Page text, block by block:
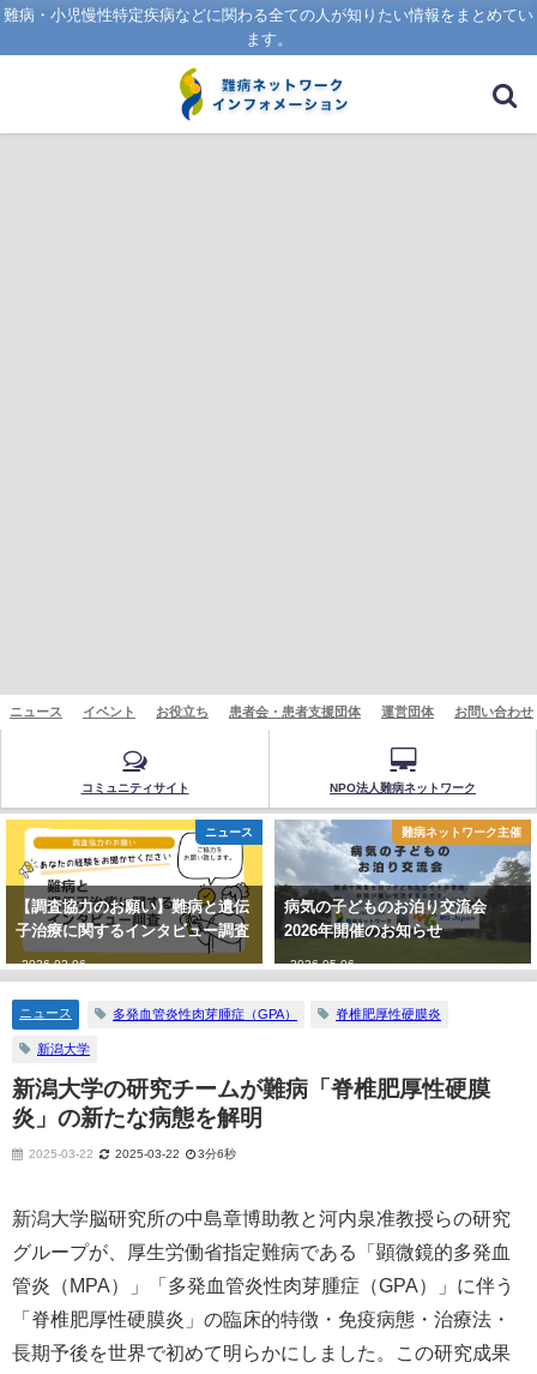
難病・小児慢性特定疾病などに関わる全ての人が知りたい情報をまとめてい
ます。
ニュース イベント お役立ち 患者会・患者支援団体 運営団体 お問い合わせ
コミュニティサイト NPO法人難病ネットワーク
ニュース
【調査協力のお願い】難病と遺伝
子治療に関するインタビュー調査
2026-02-06
難病ネットワーク主催
病気の子どものお泊り交流会
2026年開催のお知らせ
2026-05-06
ニュース 多発血管炎性肉芽腫症（GPA） 脊椎肥厚性硬膜炎
新潟大学
新潟大学の研究チームが難病「脊椎肥厚性硬膜
炎」の新たな病態を解明
2025-03-22 2025-03-22 3分6秒
新潟大学脳研究所の中島章博助教と河内泉准教授らの研究
グループが、厚生労働省指定難病である「顕微鏡的多発血
管炎（MPA）」「多発血管炎性肉芽腫症（GPA）」に伴う
「脊椎肥厚性硬膜炎」の臨床的特徴・免疫病態・治療法・
長期予後を世界で初めて明らかにしました。この研究成果